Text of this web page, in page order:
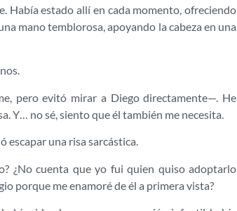
Había estado allí en cada momento, ofreciendo
mano temblorosa, apoyando la cabeza en una
pero evitó mirar a Diego directamente—. He
Y… no sé, siento que él también me necesita.
escapar una risa sarcástica.
¿No cuenta que yo fui quien quiso adoptarlo
porque me enamoré de él a primera vista?